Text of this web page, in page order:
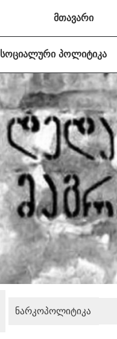
მთავარი
სოციალური პოლიტიკა
ნარკოპოლიტიკა